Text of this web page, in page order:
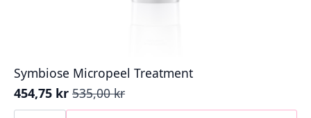
Symbiose Micropeel Treatment
535,00kr
Opprinnelig
pris
454,75 kr
Nåværende
pris
Symbiose